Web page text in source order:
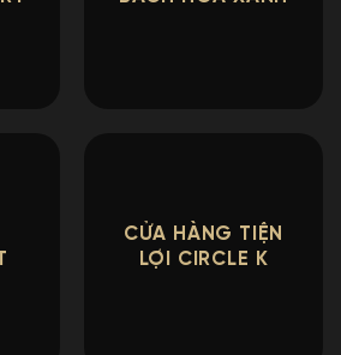
CỬA HÀNG TIỆN
LỢI CIRCLE K